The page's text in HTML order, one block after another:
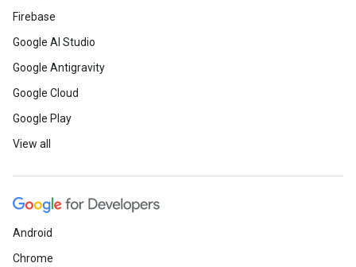
Firebase
Google AI Studio
Google Antigravity
Google Cloud
Google Play
View all
Android
Chrome